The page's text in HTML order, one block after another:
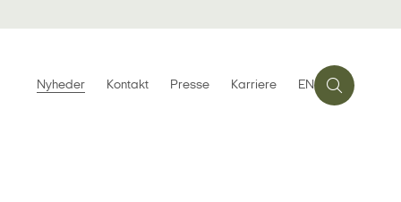
Nyheder Kontakt Presse Karriere EN